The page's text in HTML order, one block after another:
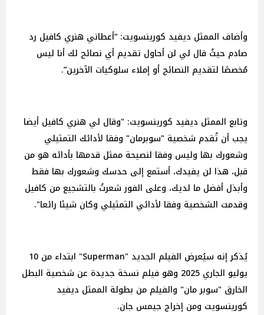
وأضاف الممثل ديفيد كورينسويت: “أعطاني هنري كافيل رد
صادم حيثُ قال لي لن أحاول تقديم أي نصائح لك أنا ليس
مُخصصًا لتقديم النصائح أو إملاء سلوكيات الآخرين”.
وتابع الممثل ديفيد كورينسويت: "وقال لي هنري كافيل أيضا
يجب أن تُقدم شخصية "سوبرمان" وفقا لأدائك التمثيلي
وشعورك بها وليس وفقا لنصيحة ممثل قدمها بأدائه هو من
قبل، هذا لن يفيدك، أستمع إلى حدسك وشعورك بها فقط
وأبذل أفضل ما لديك، وعلى الفور شعرتُ بالتشجيع من كافيل
وقدمت الشخصية وفقا لأدائي التمثيلي وكان شيئا رائعا".
يُذكر إنه سيُعرض الفيلم الجديد "Superman" ابتداء من 10
يوليو الجاري 2025 وهو فيلم نسخة جديدة عن شخصية البطل
الخارق "سوبر مان" والفيلم من بطولة الممثل ديفيد
كورينسويت ومن إخراج جيمس جان.